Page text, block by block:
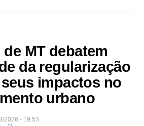
MT debatem
da regularização
impactos no
urbano
2026 - 19:53